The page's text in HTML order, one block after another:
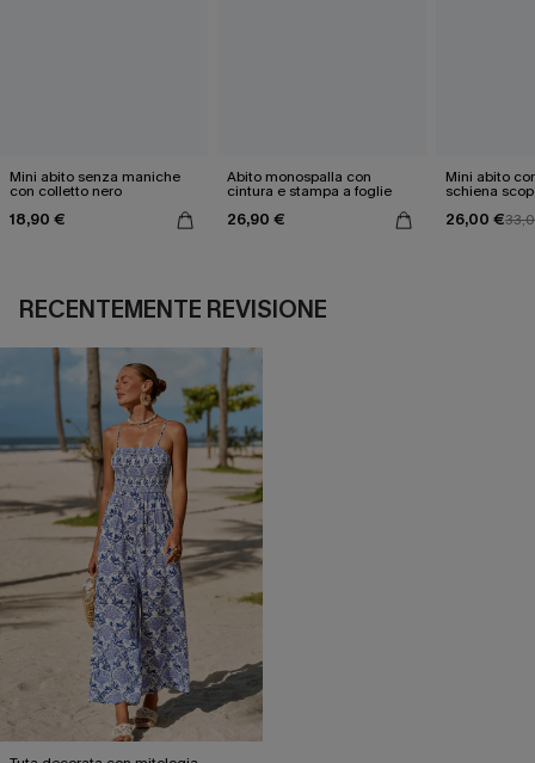
Mini abito senza maniche
con colletto nero
18,90 €
Abito monospalla con
cintura e stampa a foglie
26,90 €
Mini abito
schiena
26,00 €
RECENTEMENTE REVISIONE